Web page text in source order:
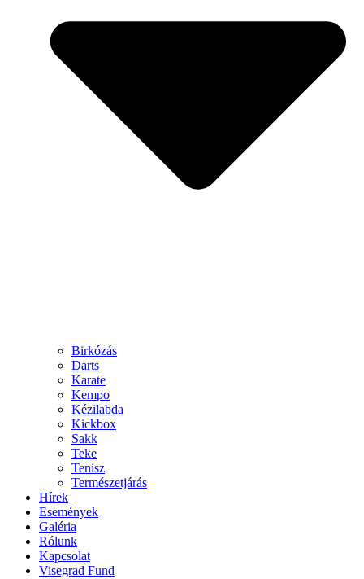
Birkózás
Darts
Karate
Kempo
Kézilabda
Kickbox
Sakk
Teke
Tenisz
Természetjárás
Hírek
Események
Galéria
Rólunk
Kapcsolat
Visegrad Fund